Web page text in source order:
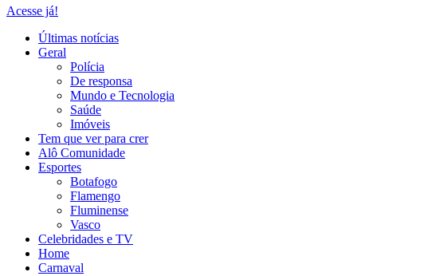
Acesse já!
Últimas notícias
Geral
Polícia
De responsa
Mundo e Tecnologia
Saúde
Imóveis
Tem que ver para crer
Alô Comunidade
Esportes
Botafogo
Flamengo
Fluminense
Vasco
Celebridades e TV
Home
Carnaval